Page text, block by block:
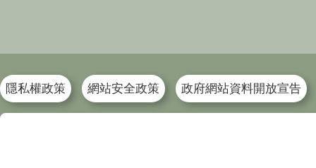
隱私權政策 網站安全政策 政府網站資料開放宣告